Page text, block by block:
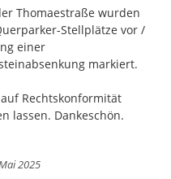
Thomaestraße wurden
Stellplätze vor /
einer
markiert.
Rechtskonformität
lassen. Dankeschön.
2025